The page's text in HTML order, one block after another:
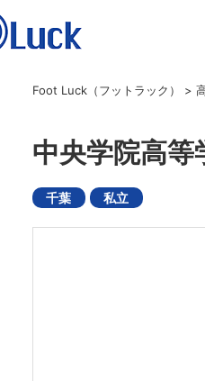
Foot Luck（フットラック） >
中央学院高等
千葉 私立